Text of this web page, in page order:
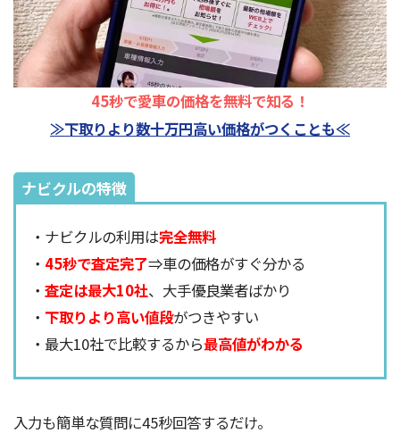
45秒で愛車の価格を無料で知る！
≫下取りより数十万円高い価格がつくことも≪
ナビクルの特徴
・ナビクルの利用は完全無料
・ 45秒で査定完了⇒車の価格がすぐ分かる
・査定は最大10社、大手優良業者ばかり
・下取りより高い値段がつきやすい
・最大10社で比較するから最高値がわかる
入力も簡単な質問に45秒回答するだけ。